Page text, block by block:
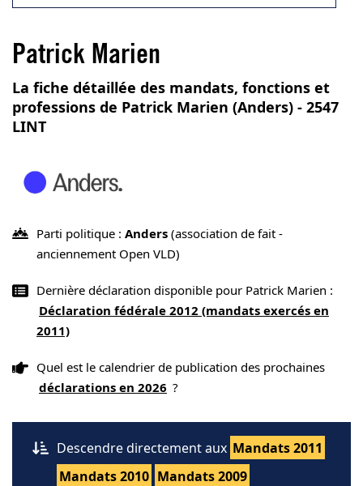
Patrick Marien
La fiche détaillée des mandats, fonctions et
professions de Patrick Marien (Anders) - 2547
LINT
Parti politique : Anders (association de fait -
anciennement Open VLD)
Dernière déclaration disponible pour Patrick Marien :
Déclaration fédérale 2012 (mandats exercés en
2011)
Quel est le calendrier de publication des prochaines
déclarations en 2026 ?
Descendre directement aux Mandats 2011
Mandats 2010 Mandats 2009